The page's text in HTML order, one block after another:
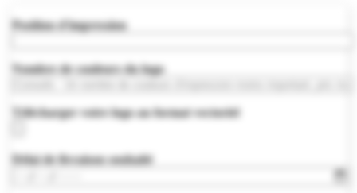
Position d'impression
Nombre de couleurs du logo
Télécharger votre logo au format vectoriel
Délai de livraison souhaité